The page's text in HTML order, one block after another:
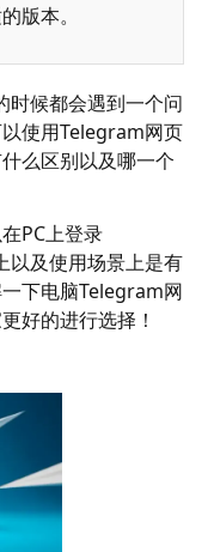
版本。
时候都会遇到一个问
使用Telegram网页
么区别以及哪一个
PC上登录
以及使用场景上是有
下电脑Telegram网
好的进行选择！